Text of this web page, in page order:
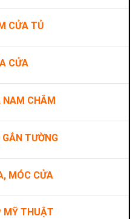
CỬA TỦ
CỬA
NAM CHÂM
TƯỜNG
MÓC CỬA
MỸ THUẬT